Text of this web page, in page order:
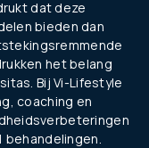
dat deze
bieden dan
het belang
Bij Vi-Lifestyle
coaching en
behandelingen.